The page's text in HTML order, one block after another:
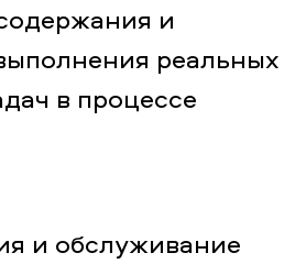
и
реальных
в процессе
и обслуживание